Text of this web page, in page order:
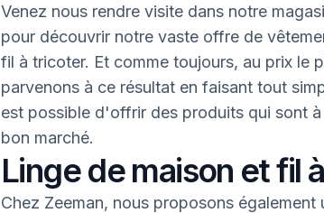
Venez nous rendre visite dans notre
pour découvrir notre vaste offre de
fil à tricoter. Et comme toujours, au prix le
parvenons à ce résultat en faisant tout
est possible d'offrir des produits qui sont
bon marché.
Linge de maison et fil
Chez Zeeman, nous proposons